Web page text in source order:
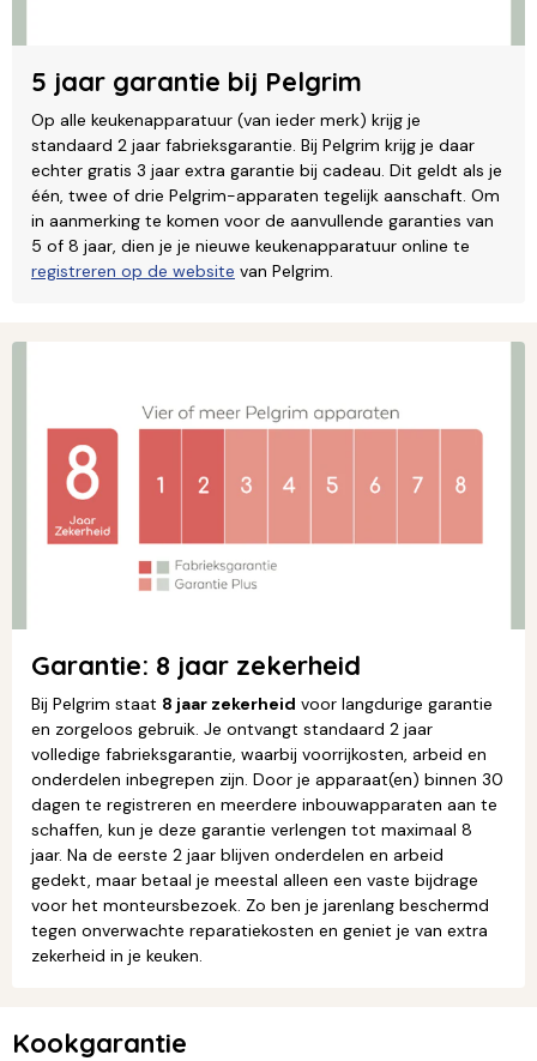
5 jaar garantie bij Pelgrim
Op alle keukenapparatuur (van ieder merk) krijg je
standaard 2 jaar fabrieksgarantie. Bij Pelgrim krijg je daar
echter gratis 3 jaar extra garantie bij cadeau. Dit geldt als je
één, twee of drie Pelgrim-apparaten tegelijk aanschaft. Om
in aanmerking te komen voor de aanvullende garanties van
5 of 8 jaar, dien je je nieuwe keukenapparatuur online te
registreren op de website van Pelgrim.
Garantie: 8 jaar zekerheid
Bij Pelgrim staat 8 jaar zekerheid voor langdurige garantie
en zorgeloos gebruik. Je ontvangt standaard 2 jaar
volledige fabrieksgarantie, waarbij voorrijkosten, arbeid en
onderdelen inbegrepen zijn. Door je apparaat(en) binnen 30
dagen te registreren en meerdere inbouwapparaten aan te
schaffen, kun je deze garantie verlengen tot maximaal 8
jaar. Na de eerste 2 jaar blijven onderdelen en arbeid
gedekt, maar betaal je meestal alleen een vaste bijdrage
voor het monteursbezoek. Zo ben je jarenlang beschermd
tegen onverwachte reparatiekosten en geniet je van extra
zekerheid in je keuken.
Kookgarantie